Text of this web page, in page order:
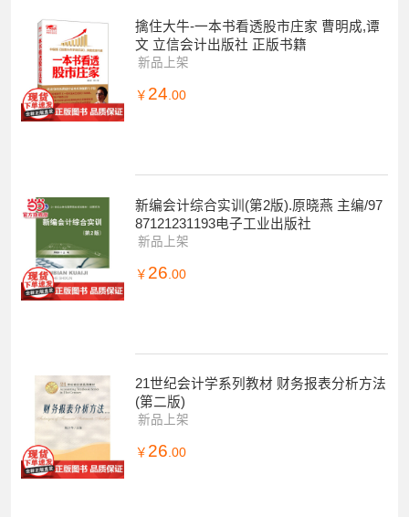
擒住大牛-一本书看透股市庄家 曹明成,谭
文 立信会计出版社 正版书籍
新品上架
￥ 24.00
新编会计综合实训(第2版).原晓燕 主编/97
87121231193电子工业出版社
新品上架
￥ 26 .00
21世纪会计学系列教材 财务报表分析方法
(第二版)
新品上架
￥ 26.00